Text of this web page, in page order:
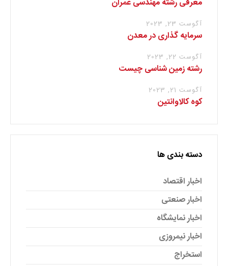
معرفی رشته مهندسی عمران
آگوست 23, 2023
سرمایه گذاری در معدن
آگوست 22, 2023
رشته زمین شناسی چیست
آگوست 21, 2023
کوه کالاوانتین
دسته بندی ها
اخبار اقتصاد
اخبار صنعتی
اخبار نمایشگاه
اخبار نیمروزی
استخراج